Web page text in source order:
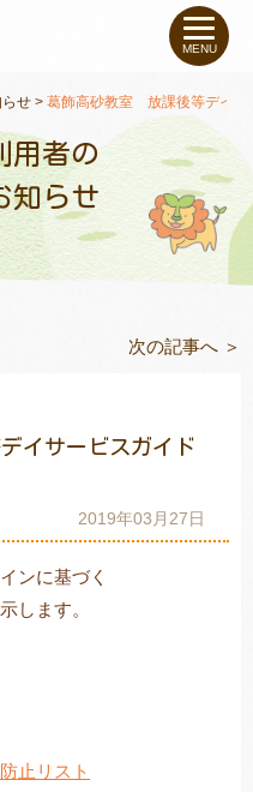
〜６才）
さま
MENU
せ >葛飾高砂教室 放課後等デイサ
用者の
知らせ
次の記事へ ＞
イサービスガイド
2019年03月27日
ンに基づく
します。
止リスト